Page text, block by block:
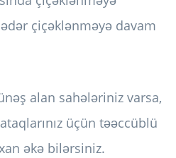
çiçəklənməyə davam
alan sahələriniz varsa,
üçün təəccüblü
əkə bilərsiniz.